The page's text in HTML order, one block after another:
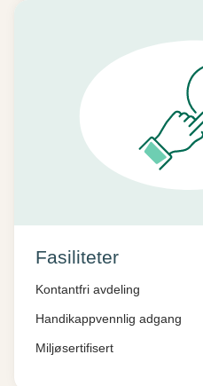
Fasiliteter
Kontantfri avdeling
Handikappvennlig adgang
Miljøsertifisert